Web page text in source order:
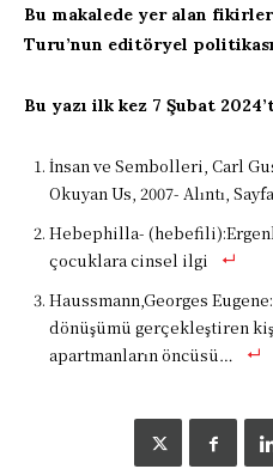
Bu makalede yer alan
Turu’nun editöryel
Bu yazı ilk kez 7 Şubat
İnsan ve Sembolleri, Carl
Okuyan Us, 2007- Alıntı,
Hebephilla-
çocuklara cinsel ilgi
Haussmann,Georges
dönüşümü gerçekleştiren
apartmanların öncüsü…